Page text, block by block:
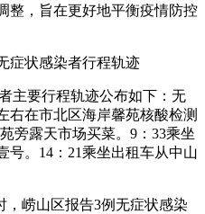
整，旨在更好地平衡疫情防控
症状感染者行程轨迹
主要行程轨迹公布如下：无
右在市北区海岸馨苑核酸检测
旁露天市场买菜。9：33乘坐
号。14：21乘坐出租车从中山
，崂山区报告3例无症状感染